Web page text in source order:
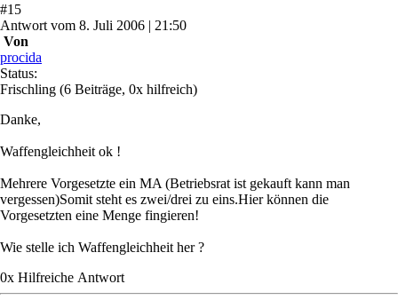
#15
Antwort vom 8. Juli 2006 | 21:50
Von
procida
Status:
Frischling (6 Beiträge, 0x hilfreich)
Danke,
Waffengleichheit ok !
Mehrere Vorgesetzte ein MA (Betriebsrat ist gekauft kann man
vergessen)Somit steht es zwei/drei zu eins.Hier können die
Vorgesetzten eine Menge fingieren!
Wie stelle ich Waffengleichheit her ?
0x Hilfreiche Antwort